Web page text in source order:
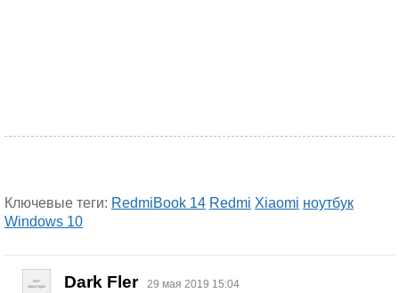
Ключевые теги: RedmiBook 14 Redmi Xiaomi ноутбук
Windows 10
Dark Fler 29 мая 2019 15:04